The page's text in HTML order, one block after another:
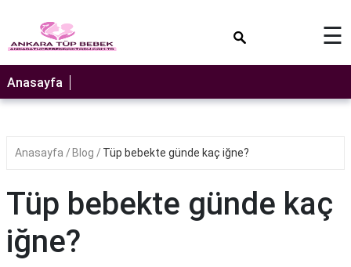
☰
Anasayfa
Anasayfa Blog Tüp bebekte günde kaç iğne?
Tüp bebekte günde kaç
iğne?